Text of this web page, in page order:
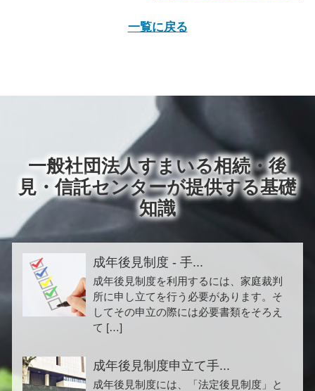
一覧に戻る
一般社団法人すまいる相続・後
見・信託センターが提供する基礎
知識
成年後見制度 - 手...
成年後見制度を利用するには、家庭裁判
所に申し立てを行う必要があります。そ
してその申立の際には必要書類をそろえ
て […]
成年後見制度申立て手...
成年後見制度には、「法定後見制度」と